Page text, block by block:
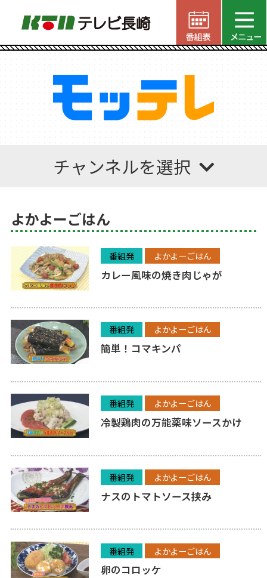
チャンネルを選択
よかよーごはん
番組発 よかよーごはん
カレー風味の焼き肉じゃが
番組発 よかよーごはん
簡単！コマキンパ
番組発 よかよーごはん
冷製鶏肉の万能薬味ソースかけ
番組発 よかよーごはん
ナスのトマトソース挟み
番組発 よかよーごはん
卵のコロッケ